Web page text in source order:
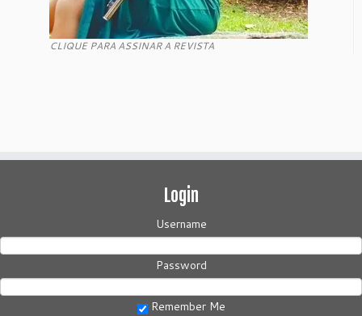
CLIQUE PARA ASSINAR A REVISTA
Login
Username
Password
Remember Me